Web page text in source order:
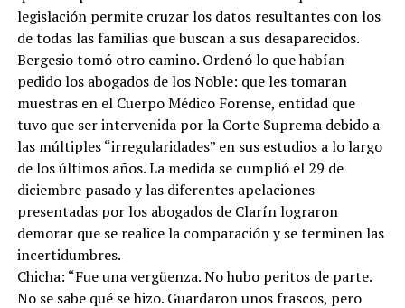
legislación permite cruzar los datos resultantes con los
de todas las familias que buscan a sus desaparecidos.
Bergesio tomó otro camino. Ordenó lo que habían
pedido los abogados de los Noble: que les tomaran
muestras en el Cuerpo Médico Forense, entidad que
tuvo que ser intervenida por la Corte Suprema debido a
las múltiples “irregularidades” en sus estudios a lo largo
de los últimos años. La medida se cumplió el 29 de
diciembre pasado y las diferentes apelaciones
presentadas por los abogados de Clarín lograron
demorar que se realice la comparación y se terminen las
incertidumbres.
Chicha: “Fue una vergüenza. No hubo peritos de parte.
No se sabe qué se hizo. Guardaron unos frascos, pero